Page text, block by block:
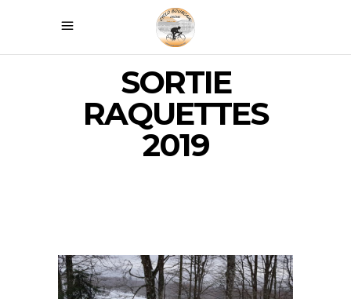
SORTIE
RAQUETTES
2019